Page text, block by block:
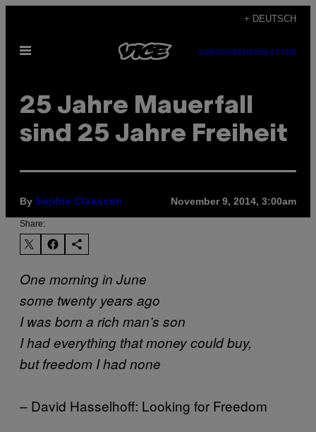
content
+ DEUTSCH
Open
SUBSCRIBENEWSLETTER
25 Jahre Mauerfall
sind 25 Jahre Freiheit
By Sophie Claassen November 9, 2014, 3:00am
Share:
One morning in June
some twenty years ago
I was born a rich man’s son
I had everything that money could buy,
but freedom I had none
– David Hasselhoff: Looking for Freedom